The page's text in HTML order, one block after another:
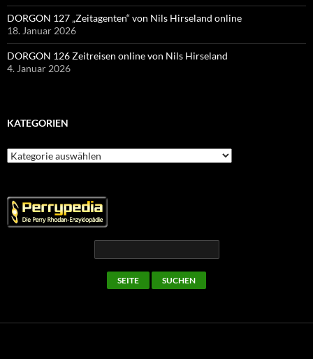
DORGON 127 „Zeitagenten“ von Nils Hirseland online
18. Januar 2026
DORGON 126 Zeitreisen online von Nils Hirseland
4. Januar 2026
KATEGORIEN
Kategorien